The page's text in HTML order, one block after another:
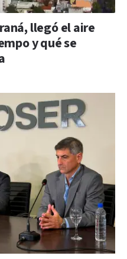
llegó el aire
y qué se